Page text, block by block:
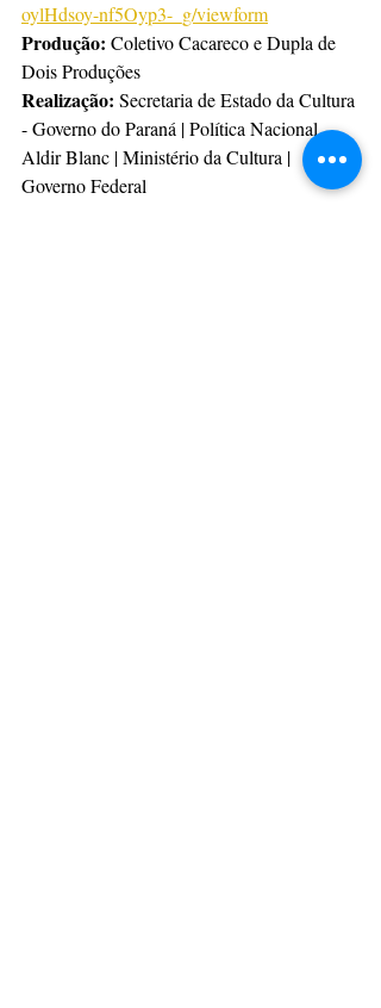
oylHdsoy-nf5Oyp3-_g/viewform
Produção: Coletivo Cacareco e Dupla de
Dois Produções
Realização: Secretaria de Estado da Cultura
- Governo do Paraná | Política Nacional
Aldir Blanc | Ministério da Cultura |
Governo Federal